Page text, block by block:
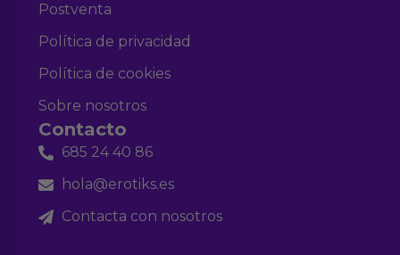
Postventa
Política de privacidad
Política de cookies
Sobre nosotros
Contacto
685 24 40 86
hola@erotiks.es
Contacta con nosotros